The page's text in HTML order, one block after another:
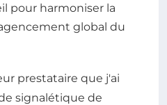
pour harmoniser la
global du
prestataire que j'ai
signalétique de